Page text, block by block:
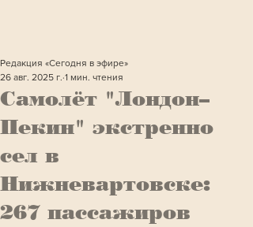
Самолёт "Лондон–
Пекин" экстренно
сел в
Нижневартовске:
267 пассажиров
Редакция «Сегодня в эфире»
26 авг. 2025 г. 1 мин. чтения